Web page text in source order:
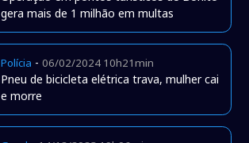
gera mais de 1 milhão em multas
Polícia -06/02/2024 10h21min
Pneu de bicicleta elétrica trava, mulher cai
e morre